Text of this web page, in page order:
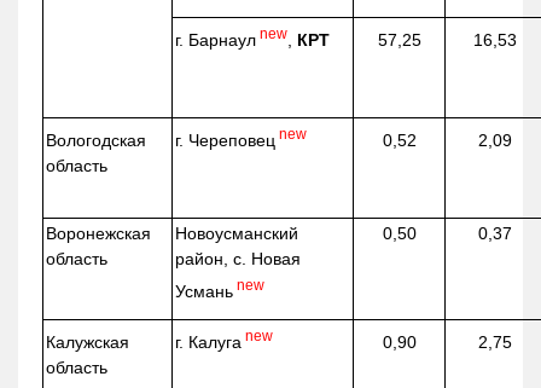
г. Барнаул new КРТ 57,25 16,53
Вологодская
область
г. Череповец new 0,52 2,09
Воронежская
область
Новоусманский
район, с. Новая
Усмань new
0,50 0,37
Калужская
область
г. Калуга new 0,90 2,75